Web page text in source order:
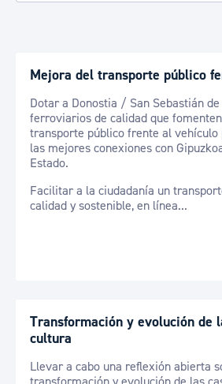
Mejora del transporte público
Dotar a Donostia / San Sebastián
ferroviarios de calidad que
transporte público frente al vehículo
las mejores conexiones con
Estado.
Facilitar a la ciudadanía un
calidad y sostenible, en línea...
Transformación y evolución de
cultura
Llevar a cabo una reflexión abierta